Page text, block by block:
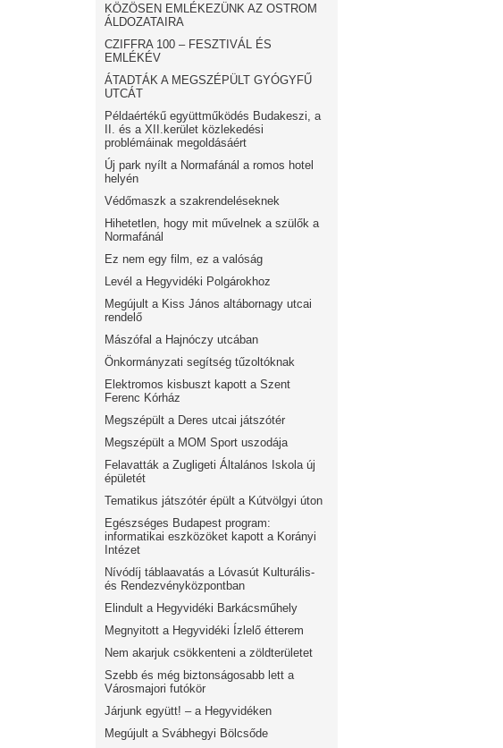
KÖZÖSEN EMLÉKEZÜNK AZ OSTROM
ÁLDOZATAIRA
CZIFFRA 100 – FESZTIVÁL ÉS
EMLÉKÉV
ÁTADTÁK A MEGSZÉPÜLT GYÓGYFŰ
UTCÁT
Példaértékű együttműködés Budakeszi, a
II. és a XII.kerület közlekedési
problémáinak megoldásáért
Új park nyílt a Normafánál a romos hotel
helyén
Védőmaszk a szakrendeléseknek
Hihetetlen, hogy mit művelnek a szülők a
Normafánál
Ez nem egy film, ez a valóság
Levél a Hegyvidéki Polgárokhoz
Megújult a Kiss János altábornagy utcai
rendelő
Mászófal a Hajnóczy utcában
Önkormányzati segítség tűzoltóknak
Elektromos kisbuszt kapott a Szent
Ferenc Kórház
Megszépült a Deres utcai játszótér
Megszépült a MOM Sport uszodája
Felavatták a Zugligeti Általános Iskola új
épületét
Tematikus játszótér épült a Kútvölgyi úton
Egészséges Budapest program:
informatikai eszközöket kapott a Korányi
Intézet
Nívódíj táblaavatás a Lóvasút Kulturális-
és Rendezvényközpontban
Elindult a Hegyvidéki Barkácsműhely
Megnyitott a Hegyvidéki Ízlelő étterem
Nem akarjuk csökkenteni a zöldterületet
Szebb és még biztonságosabb lett a
Városmajori futókör
Járjunk együtt! – a Hegyvidéken
Megújult a Svábhegyi Bölcsőde